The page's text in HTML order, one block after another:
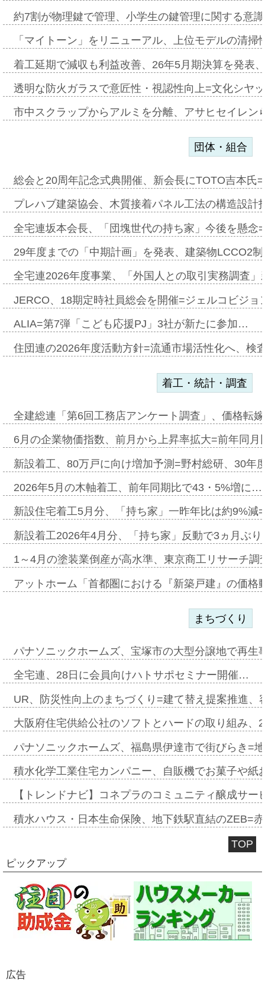
約7割が物理鍵で管理、小学生の鍵管理に関する意
「マイトーン」をリニューアル、上位モデルの清
着工延期で減収も利益改善、26年5月期決算を発表
透明な防火ガラスで意匠性・視認性向上=文化シヤ
市中スクラップからアルミを分離、アサヒセイレ
団体・組合
総会と20周年記念式典開催、新会長にTOTO吉本氏
プレハブ建築協会、木質接着パネル工法の構造設
全宅連坂本会長、「団塊世代の持ち家」今後を懸
29年度までの「中期計画」を発表、建築物LCCO2
全宅連2026年度事業、「外国人との取引実務調査
JERCO、18期定時社員総会を開催=ジェルコビジ
ALIA=第7弾「こども応援PJ」3社が新たに参加…
住団連の2026年度活動方針=流通市場活性化へ、検
着工・統計・調査
全建総連「第6回工務店アンケート調査」、価格転
6月の企業物価指数、前月から上昇率拡大=前年同
新設着工、80万戸に向け増加予測=野村総研、30年
2026年5月の木軸着工、前年同期比で43・5%増に…
新設住宅着工5月分、「持ち家」一昨年比は約9%
新設着工2026年4月分、「持ち家」反動で3ヵ月ぶ
1～4月の塗装業倒産が高水準、東京商工リサーチ
アットホーム「首都圏における『新築戸建』の価
まちづくり
パナソニックホームズ、宝塚市の大型分譲地で再
全宅連、28日に会員向けハトサポセミナー開催…
UR、防災性向上のまちづくり=建て替え提案推進
大阪府住宅供給公社のソフトとハードの取り組み
パナソニックホームズ、福島県伊達市で街びらき=
積水化学工業住宅カンパニー、自販機でお菓子や
【トレンドナビ】コネプラのコミュニティ醸成サ
積水ハウス・日本生命保険、地下鉄駅直結のZEB=
TOP
ピックアップ
広告